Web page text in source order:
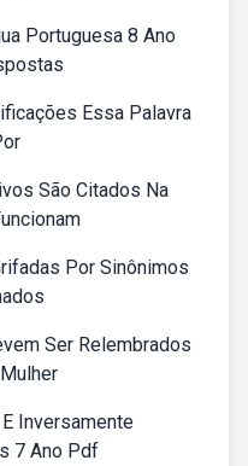
Portuguesa 8 Ano
Essa Palavra
São Citados Na
Por Sinônimos
Ser Relembrados
Inversamente
7 Ano Pdf